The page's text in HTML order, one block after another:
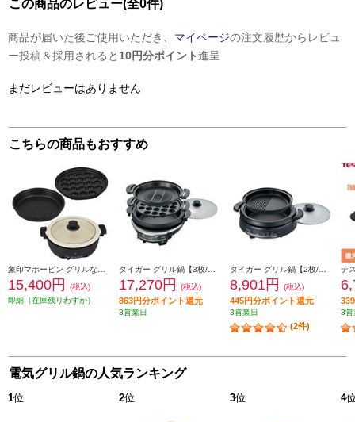
この商品のレビュー(全0件)
商品が届いた後ご使用いただき、 マイページの注文履歴からレビュ
ー投稿＆採用されると 10円分ポイント進呈
まだレビューはありません
こちらの商品もおすすめ
象印マホービン グリルなべ【あじまる/3枚タイプ/1300W/土鍋風なべ(3.3L)/区切り線つきたこ焼きプレート/遠赤すき焼きなべ/ブラック】 EP-FS30-BA
15,400円
(税込)
即納（在庫残りわずか）
タイガー グリル鍋【3枚/たこ焼き/蒸し器/直火OK/メタリックブラウン】 CQD-B301TH
17,270円 (税込)
863円分ポイント還元
3営業日
タイガー グリル鍋【2枚/波形プレート/メタリックブラウン】 CQE-B201TH
8,901円 (税込)
445円分ポイント還元
3営業日
(2件)
3営
電気グリル鍋の人気ランキング
1位 2位 3位 4